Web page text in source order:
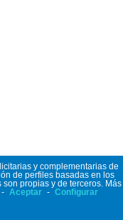
y complementarias de
de perfiles basadas en los
propias y de terceros. Más
- Aceptar - Configurar